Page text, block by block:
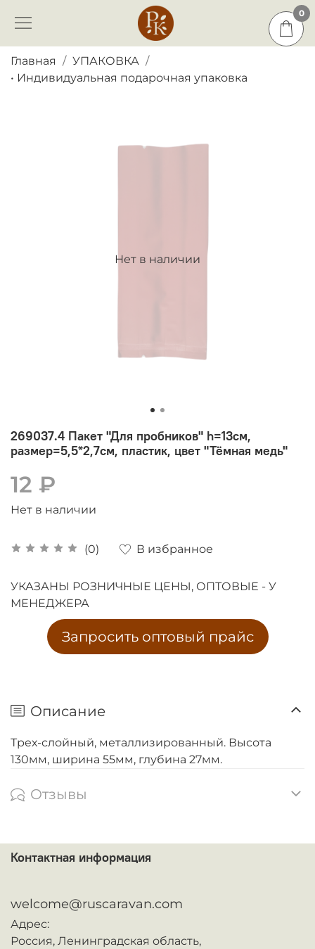
0
Главная
УПАКОВКА
• Индивидуальная подарочная упаковка
Нет в наличии
269037.4 Пакет "Для пробников" h=13см,
размер=5,5*2,7см, пластик, цвет "Тёмная медь"
(0) В избранное
12 ₽
Нет в наличии
УКАЗАНЫ РОЗНИЧНЫЕ ЦЕНЫ, ОПТОВЫЕ - У
МЕНЕДЖЕРА
Запросить оптовый прайс
Описание
Трех-слойный, металлизированный. Высота
130мм, ширина 55мм, глубина 27мм.
Отзывы
Контактная информация
welcome@ruscaravan.com
Адрес:
Россия, Ленинградская область,
0